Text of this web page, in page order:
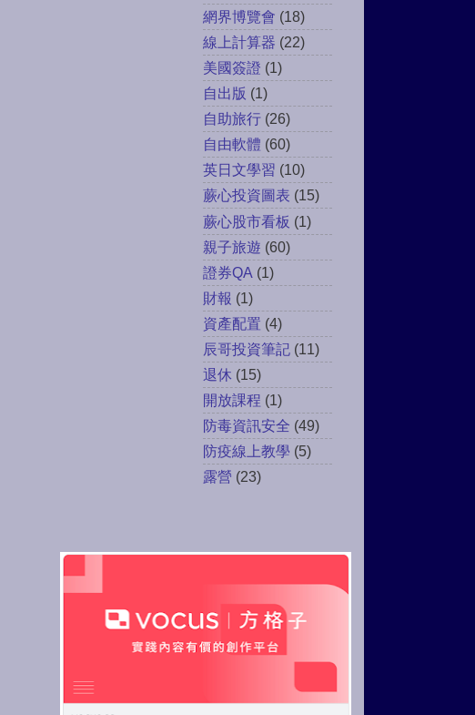
網界博覽會 (18)
線上計算器 (22)
美國簽證 (1)
自出版 (1)
自助旅行 (26)
自由軟體 (60)
英日文學習 (10)
蕨心投資圖表 (15)
蕨心股市看板 (1)
親子旅遊 (60)
證券QA (1)
財報 (1)
資產配置 (4)
辰哥投資筆記 (11)
退休 (15)
開放課程 (1)
防毒資訊安全 (49)
防疫線上教學 (5)
露營 (23)